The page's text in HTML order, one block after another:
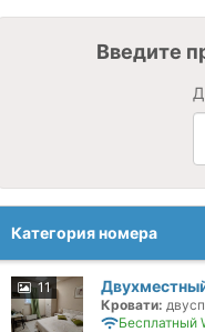
Введите
Категория номера
11
Кровати:
Бесплатный